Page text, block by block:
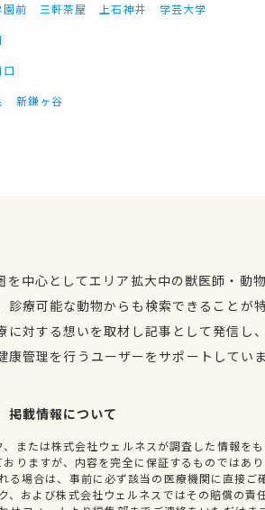
園前 三軒茶屋 上石神井
学芸大学
口
新鎌ヶ谷
中心としてエリア拡大中の獣医師・動
診療可能な動物からも検索できることが
に対する想いを取材し記事として発信し
康管理を行うユーザーをサポートしてい
掲載情報について
または株式会社ウェルネスが調査した情報を
りますが、内容を完全に保証するものではあ
る場合は、事前に必ず該当の医療機関に直接ご
、および株式会社ウェルネスではその賠償の責